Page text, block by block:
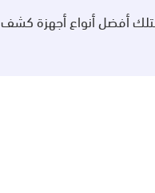
أفضل أنواع أجهزة كشف